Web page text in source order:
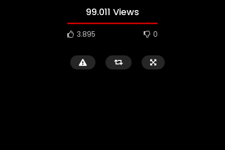
99.011 Views
3.895 0